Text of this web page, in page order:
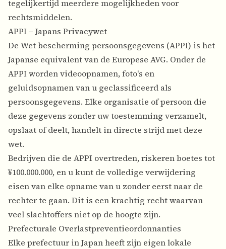
tegelijkertijd meerdere mogelijkheden voor
rechtsmiddelen.
APPI – Japans Privacywet
De Wet bescherming persoonsgegevens (APPI) is het
Japanse equivalent van de Europese AVG. Onder de
APPI worden videoopnamen, foto's en
geluidsopnamen van u geclassificeerd als
persoonsgegevens. Elke organisatie of persoon die
deze gegevens zonder uw toestemming verzamelt,
opslaat of deelt, handelt in directe strijd met deze
wet.
Bedrijven die de APPI overtreden, riskeren boetes tot
¥100.000.000, en u kunt de volledige verwijdering
eisen van elke opname van u zonder eerst naar de
rechter te gaan. Dit is een krachtig recht waarvan
veel slachtoffers niet op de hoogte zijn.
Prefecturale Overlastpreventieordonnanties
Elke prefectuur in Japan heeft zijn eigen lokale